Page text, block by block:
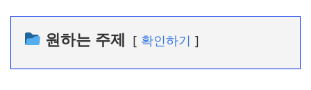
원하는 주제 확인하기